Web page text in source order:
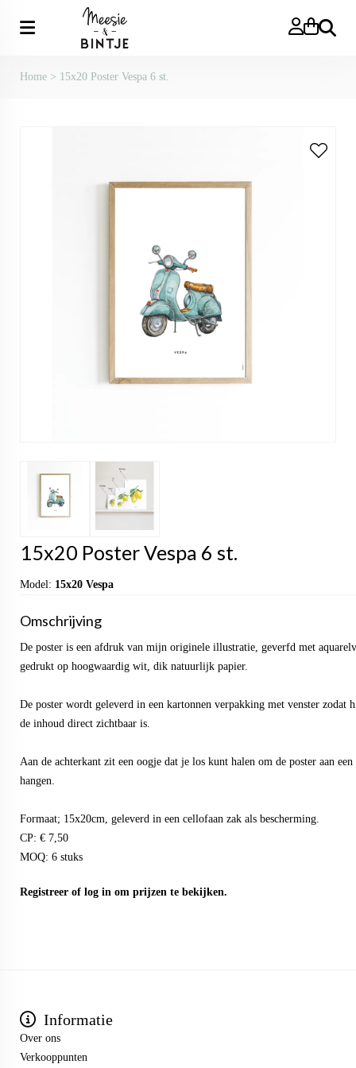
Zoeken
Home > 15x20 Poster Vespa 6 st.
15x20 Poster Vespa 6 st.
Model: 15x20 Vespa
Omschrijving
De poster is een afdruk van mijn originele illustratie, geverfd met
gedrukt op hoogwaardig wit, dik natuurlijk papier.
De poster wordt geleverd in een kartonnen verpakking met venster
de inhoud direct zichtbaar is.
Aan de achterkant zit een oogje dat je los kunt halen om de poster aan
hangen.
Formaat; 15x20cm, geleverd in een cellofaan zak als bescherming.
CP: € 7,50
MOQ: 6 stuks
Registreer of log in om prijzen te bekijken.
Informatie
Over ons
Verkooppunten